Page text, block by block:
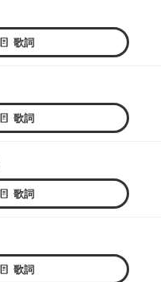
歌詞
歌詞
歌詞
歌詞